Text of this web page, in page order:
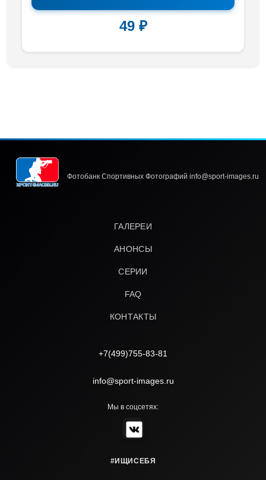
49 ₽
Фотобанк Спортивных Фотографий info@sport-images.ru
ГАЛЕРЕИ
АНОНСЫ
СЕРИИ
FAQ
КОНТАКТЫ
+7(499)755-83-81
info@sport-images.ru
Мы в соцсетях:
#ИЩИСЕБЯ